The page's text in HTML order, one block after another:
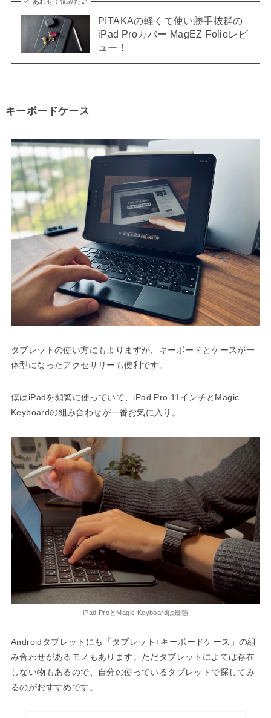
PITAKAの軽くて使い勝手抜群の
iPad Proカバー MagEZ Folioレビ
ュー！
キーボードケース
タブレットの使い方にもよりますが、キーボードとケースが一
体型になったアクセサリーも便利です。
僕はiPadを頻繁に使っていて、iPad Pro 11インチとMagic
Keyboardの組み合わせが一番お気に入り。
iPad ProとMagic Keyboardは最強
Androidタブレットにも「タブレット+キーボードケース」の組
み合わせがあるモノもあります。ただタブレットによては存在
しない物もあるので、自分の使っているタブレットで探してみ
るのがおすすめです。